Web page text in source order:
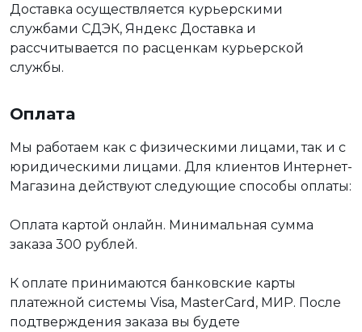
Доставка осуществляется курьерскими
службами СДЭК, Яндекс Доставка и
рассчитывается по расценкам курьерской
службы.
Оплата
Мы работаем как с физическими лицами, так и с
юридическими лицами. Для клиентов Интернет-
Магазина действуют следующие способы оплаты:
Оплата картой онлайн. Минимальная сумма
заказа 300 рублей.
К оплате принимаются банковские карты
платежной системы Visa, MasterCard, МИР. После
подтверждения заказа вы будете